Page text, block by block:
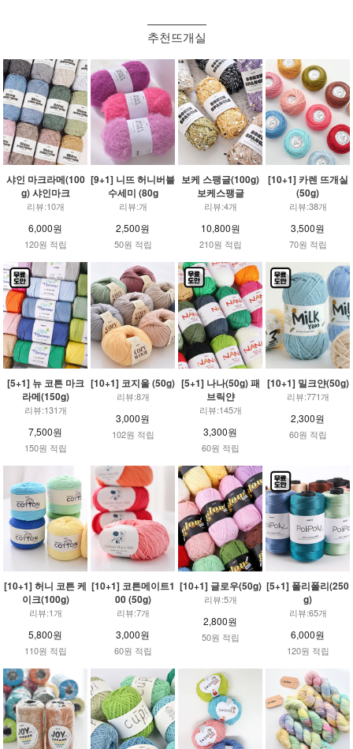
추천뜨개실
샤인 마크라메(100
g) 샤인마크
리뷰:10개
6,000원
120원 적립
[9+1] 니뜨 허니버블
수세미 (80g
리뷰:개
2,500원
50원 적립
보케 스팽글(100g)
보케스팽글
리뷰:4개
10,800원
210원 적립
[10+1] 카렌 뜨개실
(50g)
리뷰:38개
3,500원
70원 적립
[5+1] 뉴 코튼 마크
라메(150g)
리뷰:131개
7,500원
150원 적립
[10+1] 코지울 (50g)
리뷰:8개
3,000원
102원 적립
[5+1] 나나(50g) 패
브릭얀
리뷰:145개
3,300원
60원 적립
[10+1] 밀크얀(50g)
리뷰:771개
2,300원
60원 적립
[10+1] 허니 코튼 케
이크(100g)
리뷰:1개
5,800원
110원 적립
[10+1] 코튼메이트1
00 (50g)
리뷰:7개
3,000원
60원 적립
[10+1] 글로우(50g)
리뷰:5개
2,800원
50원 적립
[5+1] 폴리폴리(250
g)
리뷰:65개
6,000원
120원 적립